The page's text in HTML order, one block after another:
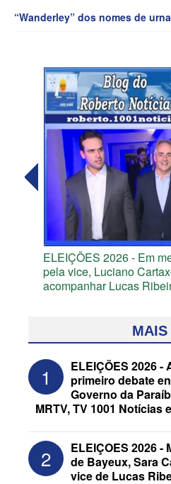
“Wanderley” dos nomes de
ELEIÇÕES 2026 - Em
pela vice, Luciano
acompanhar Lucas
1
ELEIÇÕES 2026 -
primeiro debate
Governo da
MRTV, TV 1001 Notícias
2
ELEIÇOES 2026 -
de Bayeux, Sara
vice de Lucas